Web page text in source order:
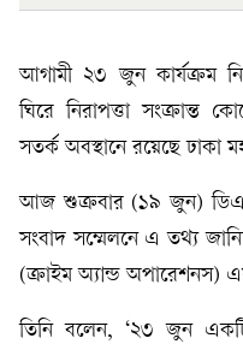
আগামী ২৩ জুন কার্যক্রম
ঘিরে নিরাপত্তা সংক্রান্ত
সতর্ক অবস্থানে রয়েছে ঢাকা
আজ শুক্রবার (১৯ জুন)
সংবাদ সম্মেলনে এ তথ্য
(ক্রাইম অ্যান্ড
তিনি বলেন, ‘২৩ জুন একটি